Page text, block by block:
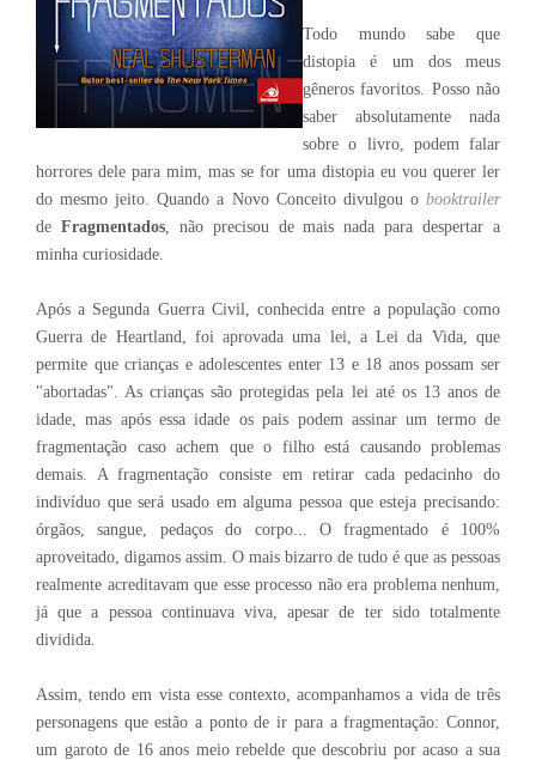
Todo mundo sabe que
distopia é um dos meus
gêneros favoritos. Posso não
saber absolutamente nada
sobre o livro, podem falar
horrores dele para mim, mas se for uma distopia eu vou querer ler
do mesmo jeito. Quando a Novo Conceito divulgou o booktrailer
de Fragmentados, não precisou de mais nada para despertar a
minha curiosidade.
Após a Segunda Guerra Civil, conhecida entre a população como
Guerra de Heartland, foi aprovada uma lei, a Lei da Vida, que
permite que crianças e adolescentes enter 13 e 18 anos possam ser
"abortadas". As crianças são protegidas pela lei até os 13 anos de
idade, mas após essa idade os pais podem assinar um termo de
fragmentação caso achem que o filho está causando problemas
demais. A fragmentação consiste em retirar cada pedacinho do
indivíduo que será usado em alguma pessoa que esteja precisando:
órgãos, sangue, pedaços do corpo... O fragmentado é 100%
aproveitado, digamos assim. O mais bizarro de tudo é que as pessoas
realmente acreditavam que esse processo não era problema nenhum,
já que a pessoa continuava viva, apesar de ter sido totalmente
dividida.
Assim, tendo em vista esse contexto, acompanhamos a vida de três
personagens que estão a ponto de ir para a fragmentação: Connor,
um garoto de 16 anos meio rebelde que descobriu por acaso a sua